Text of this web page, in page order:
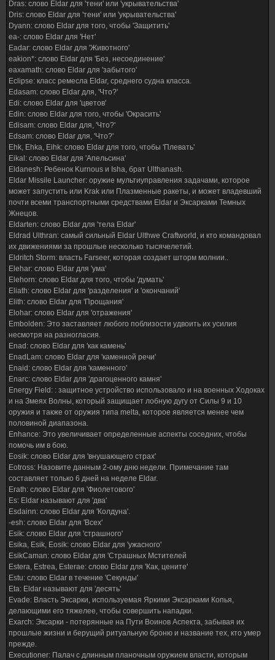
Dras: слово Eldar для 'тени' или 'укрывательства'
Dris: слово Eldar для 'тени' или 'укрывательства'
Dyann: слово Eldar для того, чтобы 'Защитить'
ea-: слово Eldar для 'Нет'
Eadar: слово Eldar для 'Животного'
eakion*: слово Eldar для 'Без, несоединение'
eaxamath: слово Eldar для 'забытого'
Eclipse: класс ремесла Eldar, среднего судна класса.
Edasam: слово Eldar для, 'Что?'
Edi: слово Eldar для 'цветов'
Edin: слово Eldar для того, чтобы 'Окрасить'
Edisam: слово Eldar для, 'Что?'
Edsam: слово Eldar для, 'Что?'
Ehk, Ehka, Eihk: слово Eldar для того, чтобы 'Плевать'
Eikal: слово Eldar для 'Апельсина'
Eldanesh: Ребенок Kurnous и Isha, брат Ulthanash.
Eldar Missile Launcher: оружие мультиуправления задачами, которое
может запустить или Krak или Плазменные ракеты, и может владевший
почти всеми транспортными средствами Eldar и Эксарками Темных
Жнецов.
Eldarten: слово Eldar для 'тела Eldar'
Eldrad Ulthran: самый сильный Eldar Ulthwe Craftworld, и кто командовал
их движениями за прошлые несколько тысячелетий.
Eldritch Storm: власть Farseer, которая создает шторм молнии..
Elehar: слово Eldar для 'ума'
Elehorn: слово Eldar для того, чтобы 'думать'
Eliath: слово Eldar для 'разделения' и 'окончаний'
Elith: слово Eldar для 'Прощания'
Elohar: слово Eldar для 'отражения'
Embolden: Это заставляет любого поблизости удвоить их усилия
несмотря на разногласия.
Enad: слово Eldar для 'как камень'
EnadLam: слово Eldar для 'каменной речи'
Enaid: слово Eldar для 'каменного'
Enarc: слово Eldar для 'драгоценного камня'
Energy Field: : защитное устройство использовало и на военных Ходоках
и на Змеях Волны, который защищает лобную дугу от Силы 9 и 10
оружия и также от оружия типа melta, которое является менее чем
половиной диапазона.
Enhance: Это увеличивает определенные аспекты соседних, чтобы
помочь им в бою.
Eosik: слово Eldar для 'внушающего страх'
Eotross: Назовите данным 2-ому дню недели. Примечание там
составляет только 6 дней на неделе Eldar.
Erath: слово Eldar для 'Фиолетового'
Es: Eldar называют для 'два'
Esdainn: слово Eldar для 'Колдуна'.
-esh: слово Eldar для 'Всех'
Esik: слово Eldar для 'страшного'
Esika, Esik, Eosik: слово Eldar для 'ужасного'
EsikCaman: слово Eldar для 'Страшных Мстителей
Estera, Estrea, Esterae: слово Eldar для 'Как, цените'
Estu: слово Eldar в течение 'Секунды'
Eta: Eldar называют для 'десять'
Evade: Власть Эксарки, используемая Яркими Эксарками Копья,
делающими его тяжелее, чтобы совершить нападки.
Exarch: Эксарки - потерянные на Пути Воинов Аспекта, забывая их
прошлые жизни и берущий ритуальную броню и название тех, кто умер
прежде.
Executioner: Палач с длинным планочным оружием власти, которым